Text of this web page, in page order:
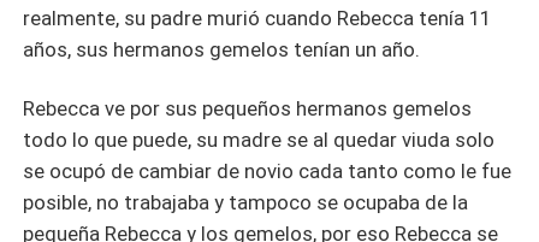
realmente, su padre murió cuando Rebecca tenía 11
años, sus hermanos gemelos tenían un año.
Rebecca ve por sus pequeños hermanos gemelos
todo lo que puede, su madre se al quedar viuda solo
se ocupó de cambiar de novio cada tanto como le fue
posible, no trabajaba y tampoco se ocupaba de la
pequeña Rebecca y los gemelos, por eso Rebecca se